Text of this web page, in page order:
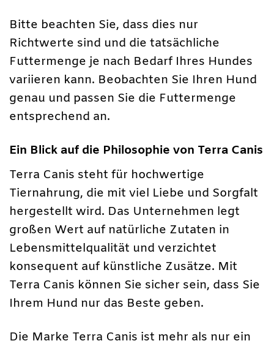
Bitte beachten Sie, dass dies nur
Richtwerte sind und die tatsächliche
Futtermenge je nach Bedarf Ihres Hundes
variieren kann. Beobachten Sie Ihren Hund
genau und passen Sie die Futtermenge
entsprechend an.
Ein Blick auf die Philosophie von Terra Canis
Terra Canis steht für hochwertige
Tiernahrung, die mit viel Liebe und Sorgfalt
hergestellt wird. Das Unternehmen legt
großen Wert auf natürliche Zutaten in
Lebensmittelqualität und verzichtet
konsequent auf künstliche Zusätze. Mit
Terra Canis können Sie sicher sein, dass Sie
Ihrem Hund nur das Beste geben.
Die Marke Terra Canis ist mehr als nur ein